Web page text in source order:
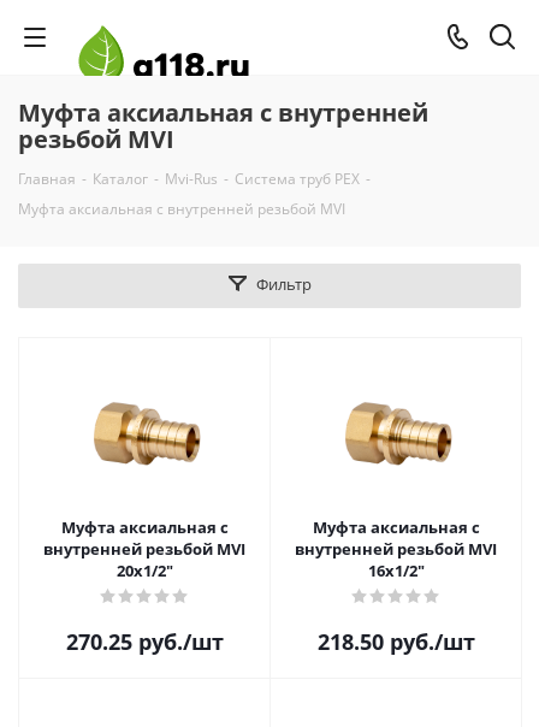
Муфта аксиальная с внутренней
резьбой MVI
Главная - Каталог - Mvi-Rus - Система труб PEX -
Муфта аксиальная с внутренней резьбой MVI
Фильтр
Муфта аксиальная с
внутренней резьбой MVI
20x1/2"
270.25руб./шт
Муфта аксиальная с
внутренней резьбой MVI
16x1/2"
218.50руб./шт